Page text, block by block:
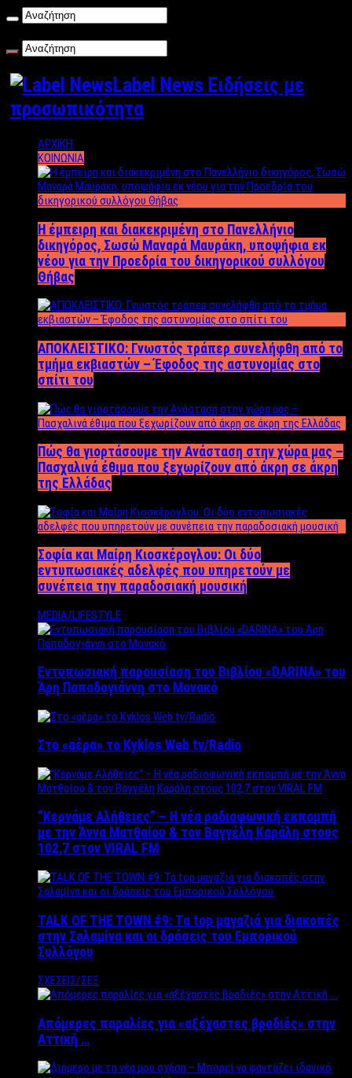
Label News Ειδήσεις με
προσωπικότητα
ΑΡΧΙΚΗ
ΚΟΙΝΩΝΙΑ
Η έμπειρη και διακεκριμένη στο Πανελλήνιο
δικηγόρος, Σωσώ Μαναρά Μαυράκη, υποψήφια εκ
νέου για την Προεδρία του δικηγορικού συλλόγου
Θήβας
ΑΠΟΚΛΕΙΣΤΙΚΟ: Γνωστός τράπερ συνελήφθη από το
τμήμα εκβιαστών – Έφοδος της αστυνομίας στο
σπίτι του
Πώς θα γιορτάσουμε την Ανάσταση στην χώρα μας –
Πασχαλινά έθιμα που ξεχωρίζουν από άκρη σε άκρη
της Ελλάδας
Σοφία και Μαίρη Κιοσκέρογλου: Οι δύο
εντυπωσιακές αδελφές που υπηρετούν με
συνέπεια την παραδοσιακή μουσική
MEDIA/LIFESTYLE
Εντυπωσιακή παρουσίαση του Βιβλίου «DARINA» του
Άρη Παπαδογιάννη στο Μονακό
Στο «αέρα» το Kyklos Web tv/Radio
“Kερνάμε Αλήθειες” – Η νέα ραδιοφωνική εκπομπή
με την Άννα Ματθαίου & τον Βαγγέλη Καράλη στους
102,7 στον VIRAL FM
TALK OF THE TOWN #9: Τα top μαγαζιά για διακοπές
στην Σαλαμίνα και οι δράσεις του Εμπορικού
Συλλόγου
ΣΧΕΣΕΙΣ/ΣΕΞ
Απόμερες παραλίες για «αξέχαστες βραδιές» στην
Αττική …